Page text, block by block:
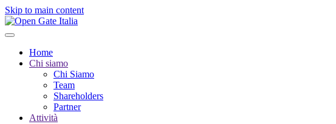
Skip to main content
Home
Chi siamo
Chi Siamo
Team
Shareholders
Partner
Attività